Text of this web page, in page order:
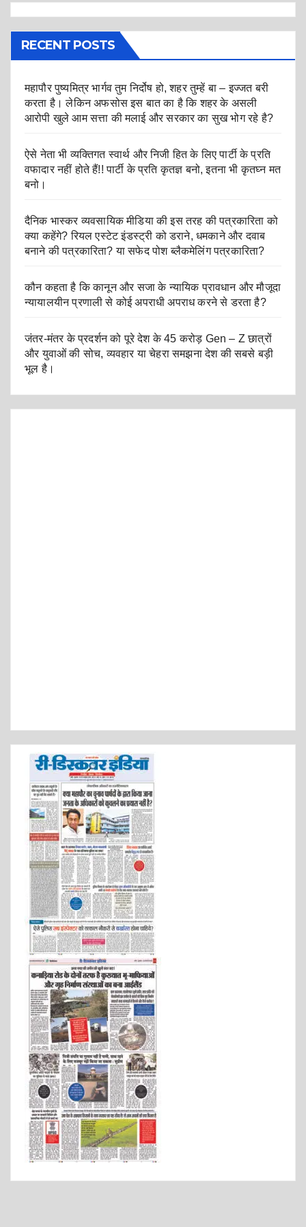
RECENT POSTS
महापौर पुष्यमित्र भार्गव तुम निर्दोष हो, शहर तुम्हें बा – इज्जत बरी
करता है। लेकिन अफसोस इस बात का है कि शहर के असली
आरोपी खुले आम सत्ता की मलाई और सरकार का सुख भोग रहे है?
ऐसे नेता भी व्यक्तिगत स्वार्थ और निजी हित के लिए पार्टी के प्रति
वफादार नहीं होते हैं!! पार्टी के प्रति कृतज्ञ बनो, इतना भी कृतघ्न मत
बनो।
दैनिक भास्कर व्यवसायिक मीडिया की इस तरह की पत्रकारिता को
क्या कहेंगे? रियल एस्टेट इंडस्ट्री को डराने, धमकाने और दवाब
बनाने की पत्रकारिता? या सफेद पोश ब्लैकमेलिंग पत्रकारिता?
कौन कहता है कि कानून और सजा के न्यायिक प्रावधान और मौजूदा
न्यायालयीन प्रणाली से कोई अपराधी अपराध करने से डरता है?
जंतर-मंतर के प्रदर्शन को पूरे देश के 45 करोड़ Gen – Z छात्रों
और युवाओं की सोच, व्यवहार या चेहरा समझना देश की सबसे बड़ी
भूल है।